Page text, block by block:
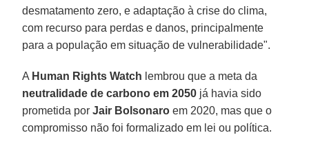
desmatamento zero, e adaptação à crise do clima,
com recurso para perdas e danos, principalmente
para a população em situação de vulnerabilidade".
A Human Rights Watch lembrou que a meta da
neutralidade de carbono em 2050 já havia sido
prometida porJair Bolsonaro em 2020, mas que o
compromisso não foi formalizado em lei ou política.